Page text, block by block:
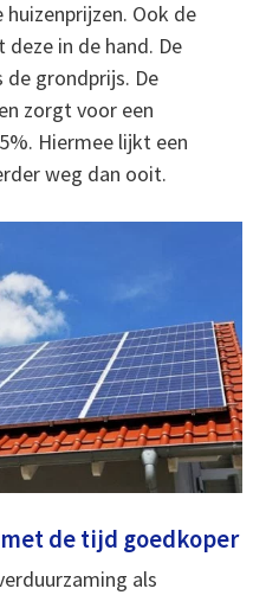
Ook de
in de hand. De
grondprijs. De
zorgt voor een
Hiermee lijkt een
weg dan ooit.
de tijd goedkoper
als